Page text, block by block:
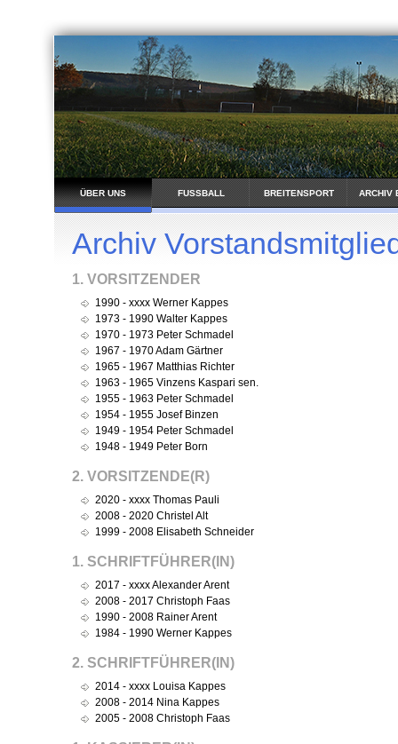
ÜBER UNS FUSSBALL BREITENSPORT ARCHIV
Archiv
1. VORSITZENDER
1990 - xxxx Werner Kappes
1973 - 1990 Walter Kappes
1970 - 1973 Peter Schmadel
1967 - 1970 Adam Gärtner
1965 - 1967 Matthias Richter
1963 - 1965 Vinzens Kaspari sen.
1955 - 1963 Peter Schmadel
1954 - 1955 Josef Binzen
1949 - 1954 Peter Schmadel
1948 - 1949 Peter Born
2. VORSITZENDE(R)
2020 - xxxx Thomas Pauli
2008 - 2020 Christel Alt
1999 - 2008 Elisabeth Schneider
1. SCHRIFTFÜHRER(IN)
2017 - xxxx Alexander Arent
2008 - 2017 Christoph Faas
1990 - 2008 Rainer Arent
1984 - 1990 Werner Kappes
2. SCHRIFTFÜHRER(IN)
2014 - xxxx Louisa Kappes
2008 - 2014 Nina Kappes
2005 - 2008 Christoph Faas